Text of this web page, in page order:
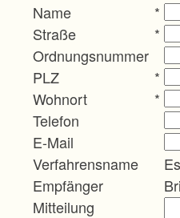
Name
*
Straße
*
Ordnungsnummer
PLZ
*
Wohnort
*
Telefon
E-Mail
Verfahrensname
Empfänger
Mitteilung